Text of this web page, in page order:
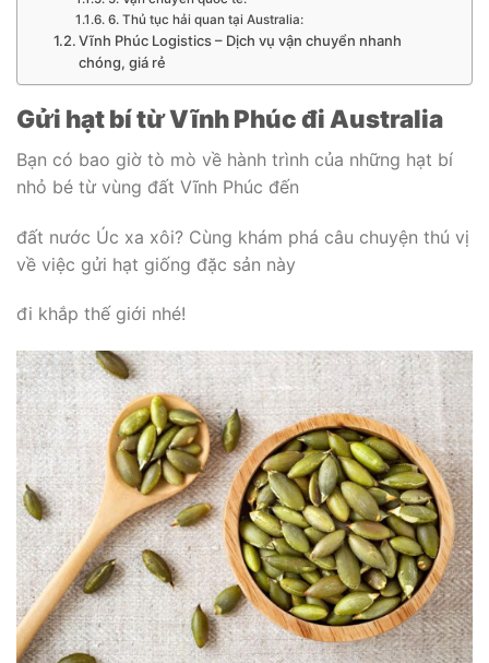
6. Thủ tục hải quan tại Australia:
Vĩnh Phúc Logistics – Dịch vụ vận chuyển nhanh
chóng, giá rẻ
Gửi hạt bí từ Vĩnh Phúc đi Australia
Bạn có bao giờ tò mò về hành trình của những hạt bí
nhỏ bé từ vùng đất Vĩnh Phúc đến
đất nước Úc xa xôi? Cùng khám phá câu chuyện thú vị
về việc gửi hạt giống đặc sản này
đi khắp thế giới nhé!